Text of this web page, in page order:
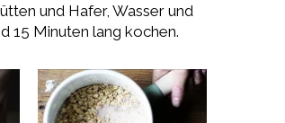
und Hafer, Wasser und
15 Minuten lang kochen.